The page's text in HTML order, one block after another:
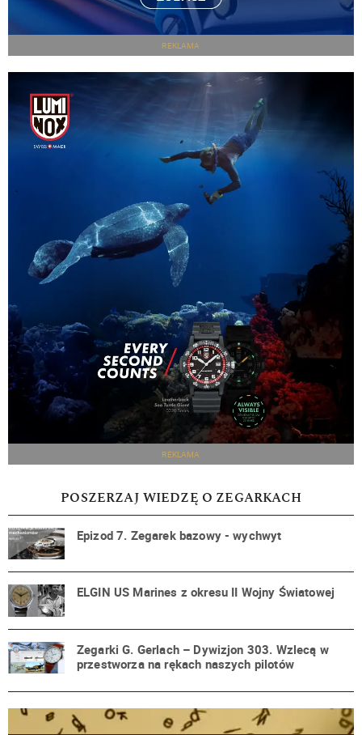
REKLAMA
REKLAMA
POSZERZAJ WIEDZĘ O ZEGARKACH
Epizod 7. Zegarek bazowy - wychwyt
ELGIN US Marines z okresu II Wojny Światowej
Zegarki G. Gerlach – Dywizjon 303. Wzlecą w
przestworza na rękach naszych pilotów